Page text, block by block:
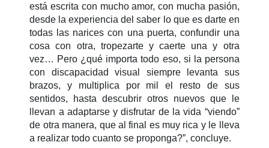
está escrita con mucho amor, con mucha pasión,
desde la experiencia del saber lo que es darte en
todas las narices con una puerta, confundir una
cosa con otra, tropezarte y caerte una y otra
vez… Pero ¿qué importa todo eso, si la persona
con discapacidad visual siempre levanta sus
brazos, y multiplica por mil el resto de sus
sentidos, hasta descubrir otros nuevos que le
llevan a adaptarse y disfrutar de la vida “viendo”
de otra manera, que al final es muy rica y le lleva
a realizar todo cuanto se proponga?”, concluye.